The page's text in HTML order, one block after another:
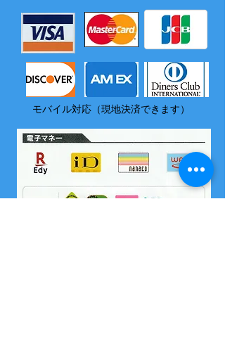
モバイル対応（現地決済できます）